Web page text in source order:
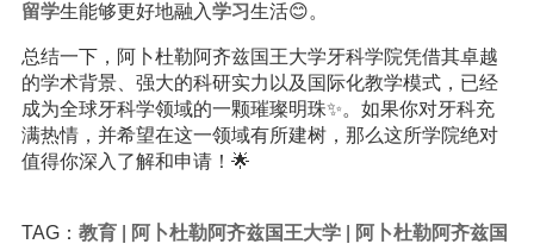
留学生能够更好地融入学习生活😊。
总结一下，阿卜杜勒阿齐兹国王大学牙科学院凭借其卓越
的学术背景、强大的科研实力以及国际化教学模式，已经
成为全球牙科学领域的一颗璀璨明珠✨。如果你对牙科充
满热情，并希望在这一领域有所建树，那么这所学院绝对
值得你深入了解和申请！🌟
TAG： 教育| 阿卜杜勒阿齐兹国王大学|
阿卜杜勒阿齐兹国